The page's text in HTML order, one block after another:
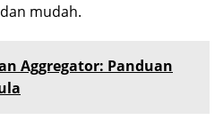
mudah.
Aggregator: Panduan